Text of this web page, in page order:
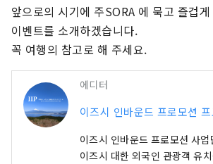
앞으로의 시기에 주SORA 에 묵고 즐겁
이벤트를 소개하겠습니다.
꼭 여행의 참고로 해 주세요.
에디터
이즈시 인바운드 프로모션
이즈시 인바운드 프로모션 사
이즈시 대한 외국인 관광객 유